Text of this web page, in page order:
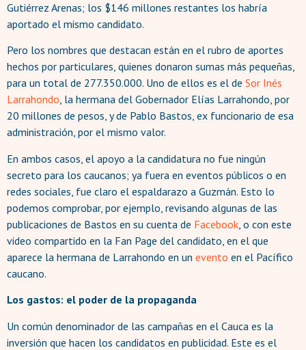
Gutiérrez Arenas; los $146 millones restantes los habría
aportado el mismo candidato.
Pero los nombres que destacan están en el rubro de aportes
hechos por particulares, quienes donaron sumas más pequeñas,
para un total de 277.350.000. Uno de ellos es el de Sor Inés
Larrahondo, la hermana del Gobernador Elías Larrahondo, por
20 millones de pesos, y de Pablo Bastos, ex funcionario de esa
administración, por el mismo valor.
En ambos casos, el apoyo a la candidatura no fue ningún
secreto para los caucanos; ya fuera en eventos públicos o en
redes sociales, fue claro el espaldarazo a Guzmán. Esto lo
podemos comprobar, por ejemplo, revisando algunas de las
publicaciones de Bastos en su cuenta de Facebook , o con este
video compartido en la Fan Page del candidato, en el que
aparece la hermana de Larrahondo en un evento en el Pacífico
caucano.
Los gastos: el poder de la propaganda
Un común denominador de las campañas en el Cauca es la
inversión que hacen los candidatos en publicidad. Este es el